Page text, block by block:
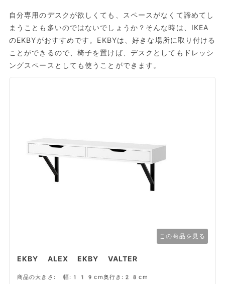
自分専用のデスクが欲しくても、スペースがなくて諦めてし
まうことも多いのではないでしょうか？そんな時は、IKEA
のEKBYがおすすめです。EKBYは、好きな場所に取り付ける
ことができるので、椅子を置けば、デスクとしてもドレッシ
ングスペースとしても使うことができます。
この商品を見る
EKBY ALEX EKBY VALTER
商品の大きさ: 幅:119cm奥行き:28cm